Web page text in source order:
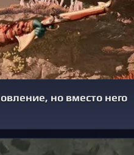
но вместо него